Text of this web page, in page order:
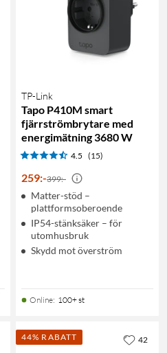
TP-Link
Tapo P410M smart
fjärrströmbrytare med
energimätning 3680 W
4.5 (15)
259:-399:-
Matter-stöd –
plattformsoberoende
IP54-stänksäker – för
utomhusbruk
Skydd mot överström
Online: 100+ st
44% RABATT 42